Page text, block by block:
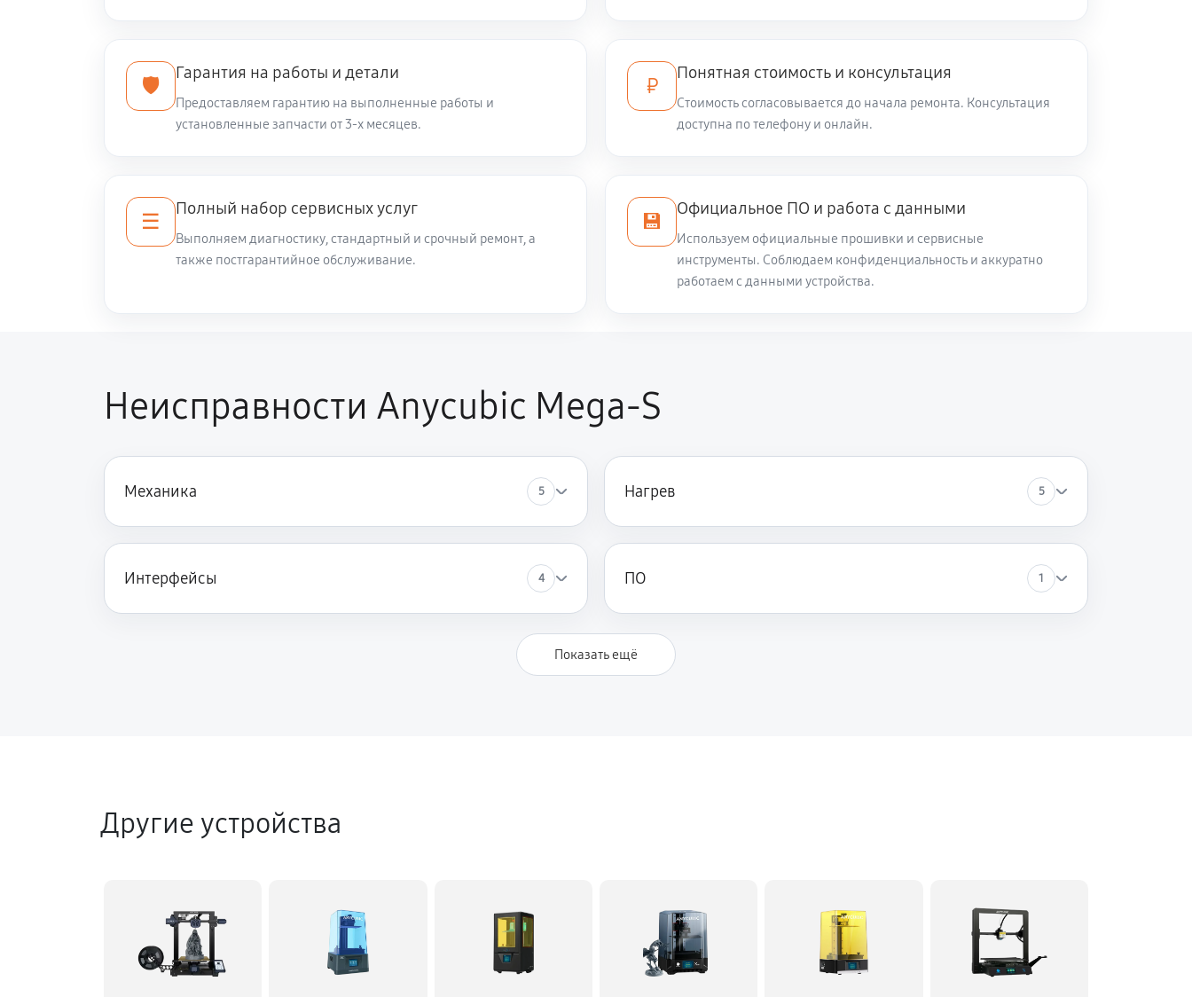
🛡️
Гарантия на работы и детали
Предоставляем гарантию на выполненные работы и
установленные запчасти от 3-х месяцев.
₽
Понятная стоимость и консультация
Стоимость согласовывается до начала ремонта. Консультация
доступна по телефону и онлайн.
☰
Полный набор сервисных услуг
Выполняем диагностику, стандартный и срочный ремонт, а
также постгарантийное обслуживание.
💾
Официальное ПО и работа с данными
Используем официальные прошивки и сервисные
инструменты. Соблюдаем конфиденциальность и аккуратно
работаем с данными устройства.
Неисправности Anycubic Mega-S
Механика 5 Нагрев 5
Интерфейсы 4 ПО 1
Показать ещё
Другие устройства